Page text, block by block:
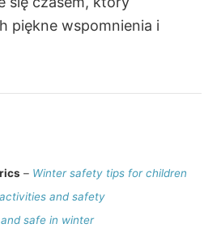
piękne wspomnienia i
– Winter safety tips for children
and safety
safe in winter